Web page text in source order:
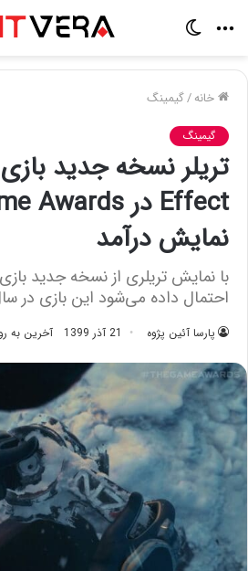
منو
خانه/گیمینگ
گیمینگ
نمایش درآمد
احتمال داده می‌شود این بازی در سال 2021 معرفی
پارسا آئین پژوه 21 آذر 1399 آخرین به روز